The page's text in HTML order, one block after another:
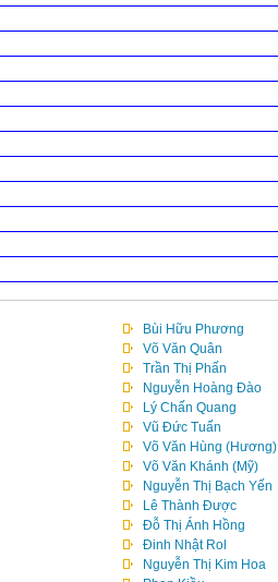
Bùi Hữu Phương
Võ Văn Quân
Trần Thị Phấn
Nguyễn Hoàng Đào
Lý Chấn Quang
Vũ Đức Tuấn
Võ Văn Hùng (Hương)
Võ Văn Khánh (Mỹ)
Nguyễn Thị Bạch Yến
Lê Thành Được
Đỗ Thị Ánh Hồng
Đinh Nhật Rol
Nguyễn Thị Kim Hoa